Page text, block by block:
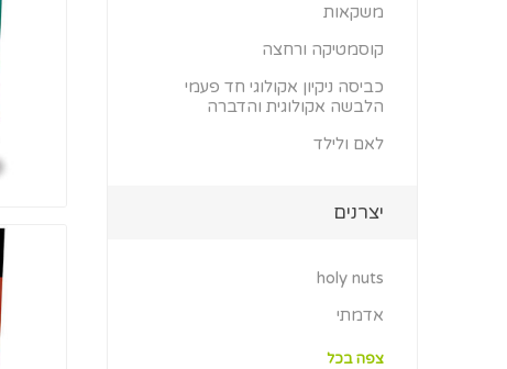
משקאות
קוסמטיקה ורחצה
כביסה ניקיון אקולוגי חד פעמי
הלבשה אקולוגית והדברה
לאם ולילד
יצרנים
holy nuts
אדמתי
צפה בכל